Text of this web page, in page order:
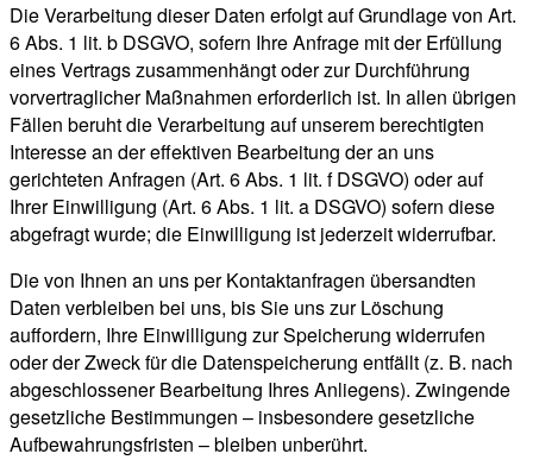
Die Verarbeitung dieser Daten erfolgt auf Grundlage von Art.
6 Abs. 1 lit. b DSGVO, sofern Ihre Anfrage mit der Erfüllung
eines Vertrags zusammenhängt oder zur Durchführung
vorvertraglicher Maßnahmen erforderlich ist. In allen übrigen
Fällen beruht die Verarbeitung auf unserem berechtigten
Interesse an der effektiven Bearbeitung der an uns
gerichteten Anfragen (Art. 6 Abs. 1 lit. f DSGVO) oder auf
Ihrer Einwilligung (Art. 6 Abs. 1 lit. a DSGVO) sofern diese
abgefragt wurde; die Einwilligung ist jederzeit widerrufbar.
Die von Ihnen an uns per Kontaktanfragen übersandten
Daten verbleiben bei uns, bis Sie uns zur Löschung
auffordern, Ihre Einwilligung zur Speicherung widerrufen
oder der Zweck für die Datenspeicherung entfällt (z. B. nach
abgeschlossener Bearbeitung Ihres Anliegens). Zwingende
gesetzliche Bestimmungen – insbesondere gesetzliche
Aufbewahrungsfristen – bleiben unberührt.